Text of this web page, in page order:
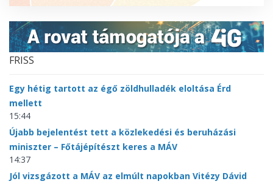
FRISS
Egy hétig tartott az égő zöldhulladék eloltása Érd
mellett
15:44
Újabb bejelentést tett a közlekedési és beruházási
miniszter – Főtájépítészt keres a MÁV
14:37
Jól vizsgázott a MÁV az elmúlt napokban Vitézy Dávid